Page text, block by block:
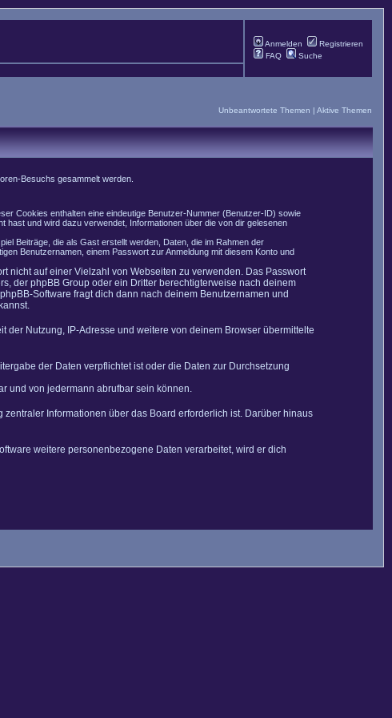
Anmelden
Registrieren
FAQ
Suche
Unbeantwortete Themen | Aktive Themen
Besuchs gesammelt werden.
Cookies enthalten eine eindeutige Benutzer-Nummer (Benutzer-ID) sowie
und wird dazu verwendet, Informationen über die von dir gelesenen
Beiträge, die als Gast erstellt werden, Daten, die im Rahmen der
Benutzernamen, einem Passwort zur Anmeldung mit diesem Konto und
nicht auf einer Vielzahl von Webseiten zu verwenden. Das Passwort
der phpBB Group oder ein Dritter berechtigterweise nach deinem
Software fragt dich dann nach deinem Benutzernamen und
Nutzung, IP-Adresse und weitere von deinem Browser übermittelte
der Daten verpflichtet ist oder die Daten zur Durchsetzung
und von jedermann abrufbar sein können.
Informationen über das Board erforderlich ist. Darüber hinaus
weitere personenbezogene Daten verarbeitet, wird er dich